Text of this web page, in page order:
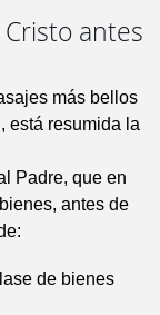
antes
más bellos
está resumida la
Padre, que en
antes de
de bienes